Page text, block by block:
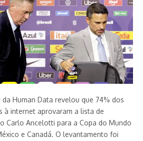
da Human Data revelou que 74% dos
à internet aprovaram a lista de
Carlo Ancelotti para a Copa do Mundo
e Canadá. O levantamento foi